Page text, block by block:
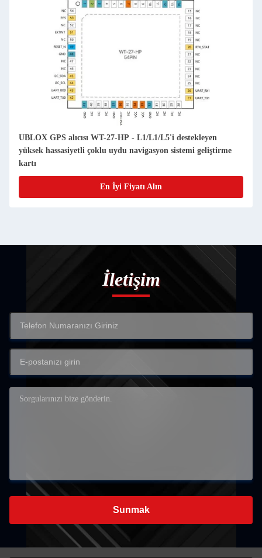
UBLOX GPS alıcısı WT-27-HP - L1/L1/L5'i destekleyen
yüksek hassasiyetli çoklu uydu navigasyon sistemi geliştirme
kartı
En İyi Fiyatı Alın
İletişim
Sunmak